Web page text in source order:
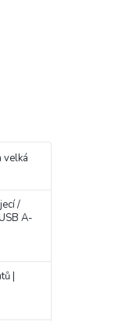
velká
/
A-
|